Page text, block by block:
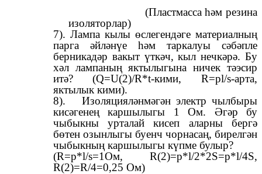
(Пластмасса һәм резина
изоляторлар)
7). Лампа кылы өслегендәге материалның
парга әйләнүе һәм таркалуы сәбәпле
берникадәр вакыт үткәч, кыл нечкәрә. Бу
хәл лампаның яктылыгына ничек тәэсир
итә? (Q=U(2)/R*t-кими, R=pl/s-арта,
яктылык кими).
8). Изоляцияләнмәгән электр чылбыры
кисәгенең каршылыгы 1 Ом. Әгәр бу
чыбыкны урталай кисеп аларны бергә
бөтен озынлыгы буенч чорнасаң, бирелгән
чыбыкның каршылыгы күпме булыр?
(R=p*l/s=1Ом, R(2)=p*l/2*2S=p*l/4S,
R(2)=R/4=0,25 Ом)